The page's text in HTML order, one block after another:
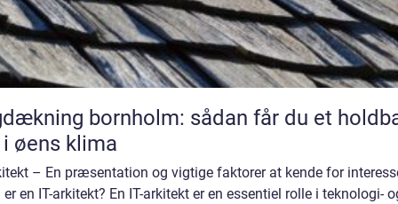
bornholm: sådan får du et
øens klima
– En præsentation og vigtige faktorer at kende for
er en IT-arkitekt? En IT-arkitekt er en essentiel rolle i teknologi-